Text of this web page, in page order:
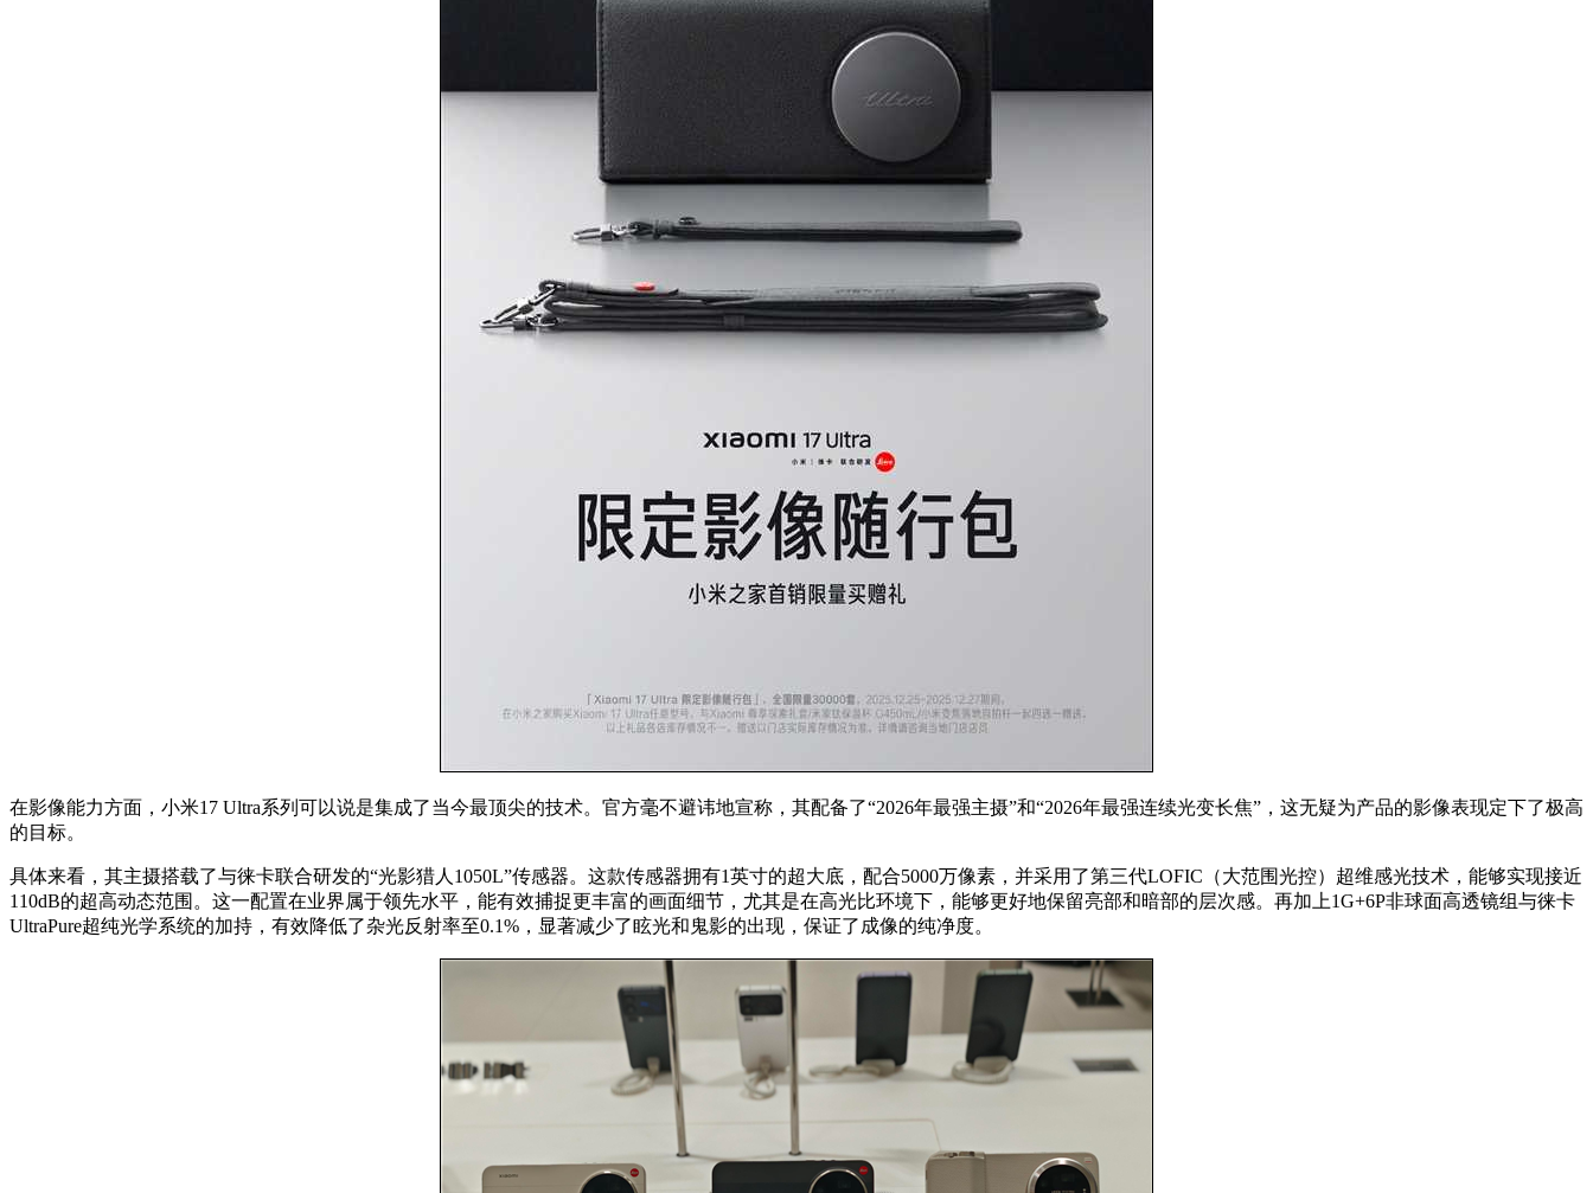
在影像能力方面，小米17 Ultra系列可以说是集成了当今最顶尖的技术。官方毫不避讳地宣称，其配备了“2026年最强主摄”和“2026年最强连续光变长焦”，这无疑为产品的影像表现定下了极高
的目标。
具体来看，其主摄搭载了与徕卡联合研发的“光影猎人1050L”传感器。这款传感器拥有1英寸的超大底，配合5000万像素，并采用了第三代LOFIC（大范围光控）超维感光技术，能够实现接近
110dB的超高动态范围。这一配置在业界属于领先水平，能有效捕捉更丰富的画面细节，尤其是在高光比环境下，能够更好地保留亮部和暗部的层次感。再加上1G+6P非球面高透镜组与徕卡
UltraPure超纯光学系统的加持，有效降低了杂光反射率至0.1%，显著减少了眩光和鬼影的出现，保证了成像的纯净度。